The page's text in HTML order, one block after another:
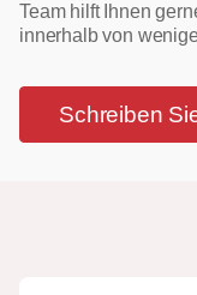
Team hilft Ihnen
innerhalb von
Schreiben